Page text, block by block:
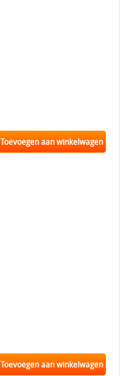
Toevoegen aan winkelwagen
Toevoegen aan winkelwagen